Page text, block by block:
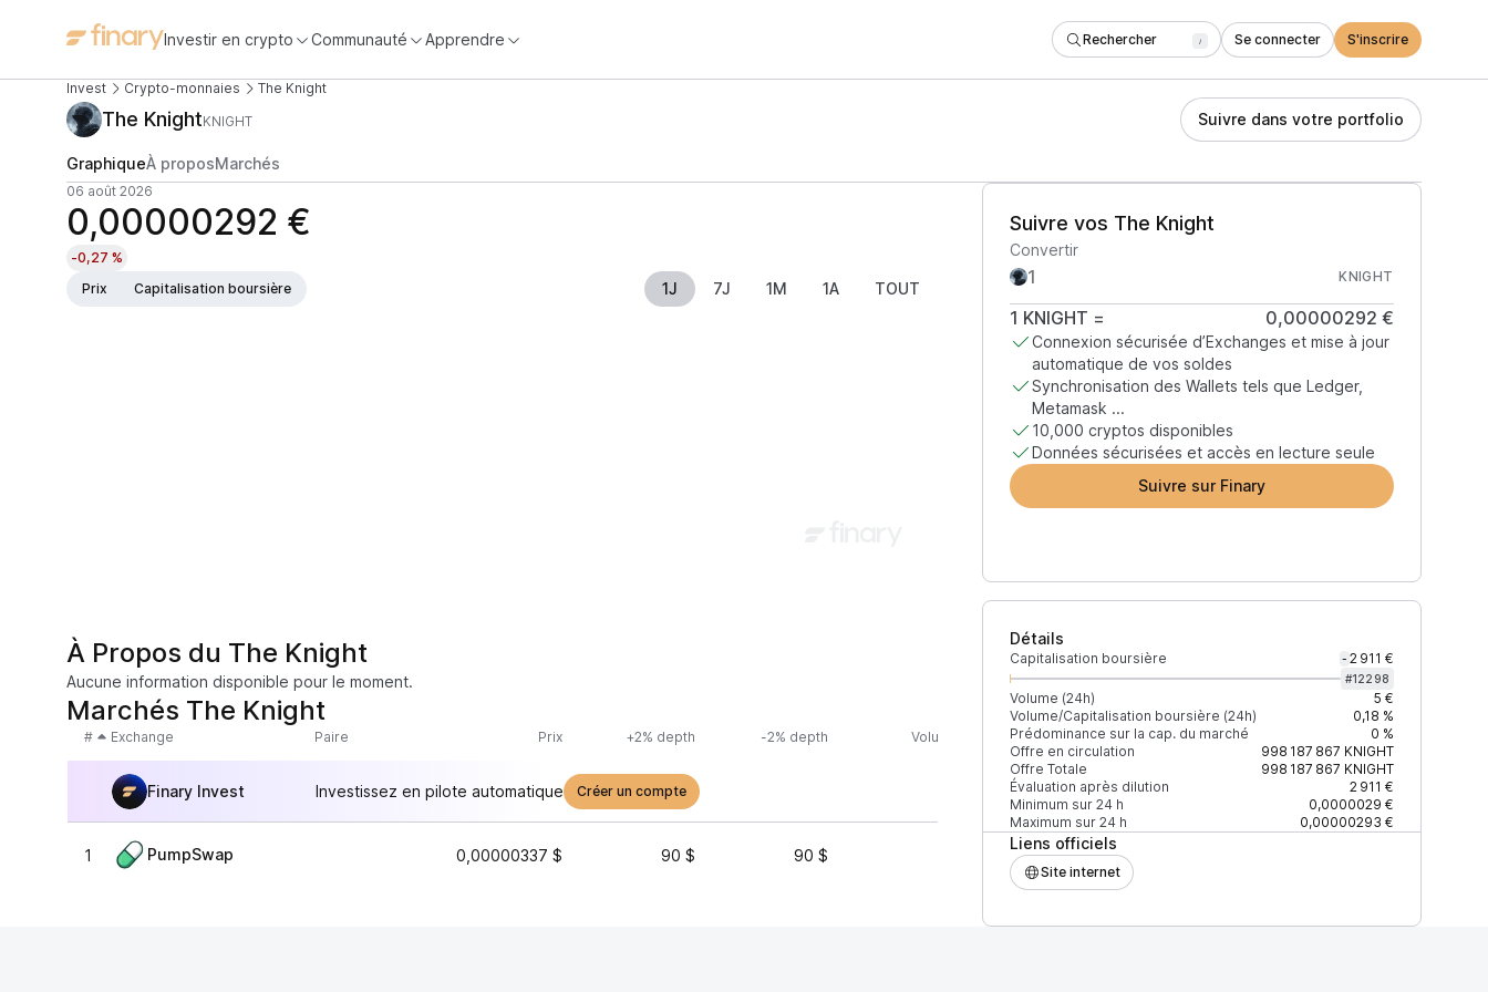
Investir en crypto Communauté Apprendre Rechercher / Se connecter S'inscrire
Invest Crypto-monnaies The Knight
The KnightKNIGHT Suivre dans votre portfolio
GraphiqueÀ proposMarchés
06 août 2026
0,00000292 €
-0,27 %
Prix
Capitalisation boursière 1J 7J 1M 1A TOUT
Suivre vos The Knight
Convertir
KNIGHT
1 KNIGHT = 0,00000292 €
Connexion sécurisée d’Exchanges et mise à jour
automatique de vos soldes
Synchronisation des Wallets tels que Ledger,
Metamask ...
10,000 cryptos disponibles
Données sécurisées et accès en lecture seule
Suivre sur Finary
Détails
Capitalisation boursière - 2 911 €
#12298
Volume (24h)
5 €
Volume/Capitalisation boursière (24h)
0,18 %
Prédominance sur la cap. du marché
0 %
Offre en circulation
998 187 867 KNIGHT
Offre Totale
998 187 867 KNIGHT
Évaluation après dilution
2 911 €
Minimum sur 24 h
0,0000029 €
Maximum sur 24 h
0,00000293 €
Liens officiels
Site internet
À Propos du The Knight
Aucune information disponible pour le moment.
Marchés The Knight
# Exchange Paire Prix +2% depth -2% depth Volume (24h) % du volume Confiance Mis à jour
Finary Invest Investissez en pilote automatique Créer un compte
1 PumpSwap 0,00000337 $ 90 $ 90 $ 100 %